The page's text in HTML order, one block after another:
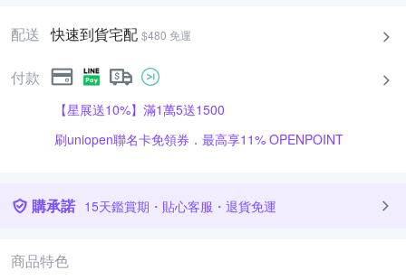
配送 快速到貨宅配 $480 免運
付款
【星展送10%】滿1萬5送1500
刷uniopen聯名卡免領券．最高享11% OPENPOINT
購承諾 15天鑑賞期・貼心客服・退貨免運
商品特色